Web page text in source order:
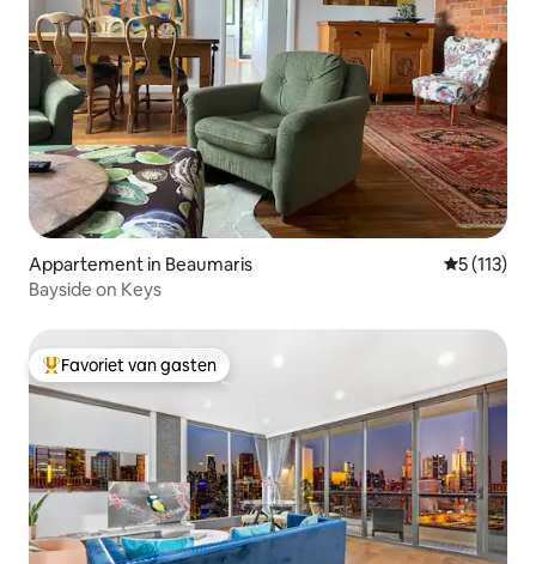
Appartement in Beaumaris
5 (113)
Bayside on Keys
Topfavoriet van gasten
Favoriet van gasten